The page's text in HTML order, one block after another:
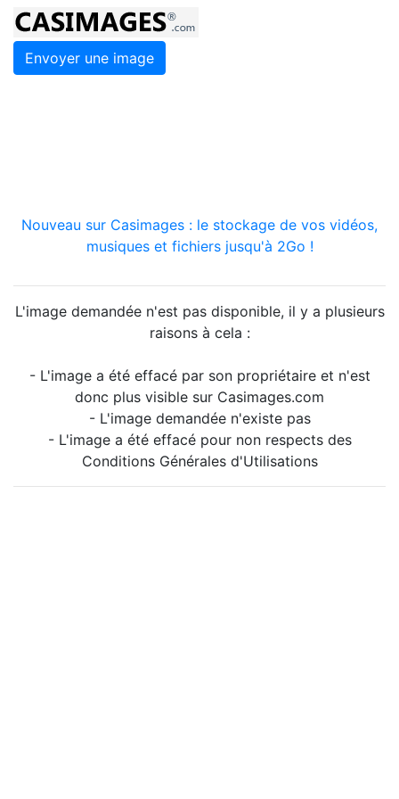
Envoyer une image
Nouveau sur Casimages : le stockage de vos vidéos,
musiques et fichiers jusqu'à 2Go !
L'image demandée n'est pas disponible, il y a plusieurs
raisons à cela :
- L'image a été effacé par son propriétaire et n'est
donc plus visible sur Casimages.com
- L'image demandée n'existe pas
- L'image a été effacé pour non respects des
Conditions Générales d'Utilisations